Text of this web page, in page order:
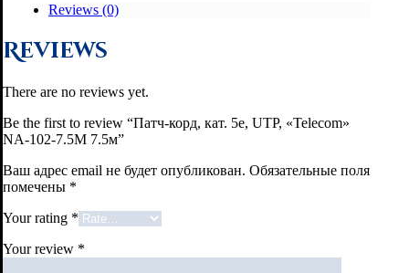
Reviews (0)
Reviews
There are no reviews yet.
Be the first to review “Патч-корд, кат. 5е, UTP, «Telecom»
NA-102-7.5M 7.5м”
Ваш адрес email не будет опубликован. Обязательные поля
помечены *
Your rating *
Your review *